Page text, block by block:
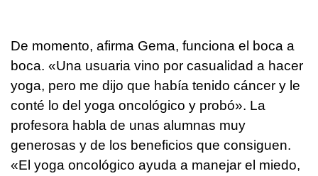
De momento, afirma Gema, funciona el boca a
boca. «Una usuaria vino por casualidad a hacer
yoga, pero me dijo que había tenido cáncer y le
conté lo del yoga oncológico y probó». La
profesora habla de unas alumnas muy
generosas y de los beneficios que consiguen.
«El yoga oncológico ayuda a manejar el miedo,